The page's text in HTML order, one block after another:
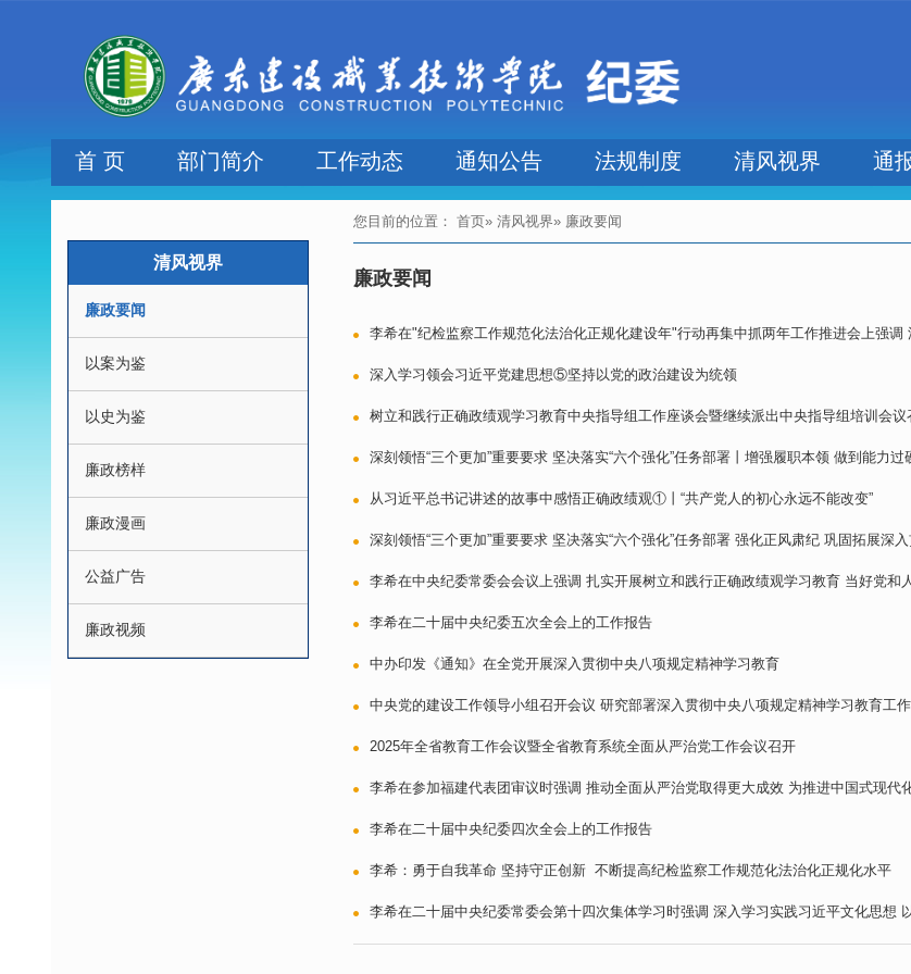
首 页 部门简介 工作动态 通知公告 法规制度 清风视界 通
清风视界
廉政要闻
以案为鉴
以史为鉴
廉政榜样
廉政漫画
公益广告
廉政视频
您目前的位置：首页»清风视界» 廉政要闻
廉政要闻
李希在"纪检监察工作规范化法治化正规化建设年"行动再集中抓两年工作推进会上强
深入学习领会习近平党建思想⑤坚持以党的政治建设为统领
树立和践行正确政绩观学习教育中央指导组工作座谈会暨继续派出中央指导组培训会议
深刻领悟“三个更加”重要要求 坚决落实“六个强化”任务部署丨增强履职本领 做到能力过
从习近平总书记讲述的故事中感悟正确政绩观①丨“共产党人的初心永远不能改变”
深刻领悟“三个更加”重要要求 坚决落实“六个强化”任务部署 强化正风肃纪 巩固拓展深
李希在中央纪委常委会会议上强调 扎实开展树立和践行正确政绩观学习教育 当好党和
李希在二十届中央纪委五次全会上的工作报告
中办印发《通知》在全党开展深入贯彻中央八项规定精神学习教育
中央党的建设工作领导小组召开会议 研究部署深入贯彻中央八项规定精神学习教育工作
2025年全省教育工作会议暨全省教育系统全面从严治党工作会议召开
李希在参加福建代表团审议时强调 推动全面从严治党取得更大成效 为推进中国式现代
李希在二十届中央纪委四次全会上的工作报告
李希：勇于自我革命 坚持守正创新 不断提高纪检监察工作规范化法治化正规化水平
李希在二十届中央纪委常委会第十四次集体学习时强调 深入学习实践习近平文化思想